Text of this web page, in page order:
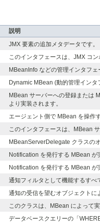
説明
JMX 要素の追加メタデータです。
このインタフェースは、JMX コ
MBeanInfo などの管理インタフ
Dynamic MBean (動的管理イン
MBean サーバーへの登録または
より実装されます。
エージェント側で MBean を操作
このインタフェースは、MBean
MBeanServerDelegate クラスの
Notification を発行する MBean
Notification を発行する MBean
通知フィルタとして機能するす
通知の受信を望むオブジェクト
このクラスは、MBean によって
データベースクエリーの「